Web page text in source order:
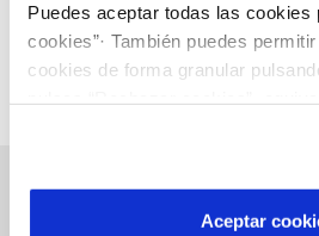
Puedes aceptar todas las cookies
cookies”· También puedes
cookies de forma granular
son indispensables para que el
por tanto no se pueden
más información en nuestra
Aceptar